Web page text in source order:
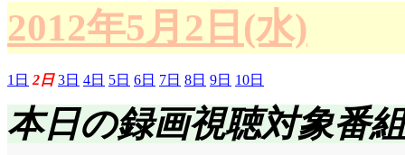
2012年5月2日(水)
1日 2日 3日 4日 5日 6日 7日 8日 9日 10日
本日の録画視聴対象番組